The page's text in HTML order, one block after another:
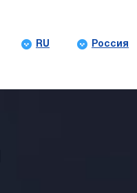
RU Россия